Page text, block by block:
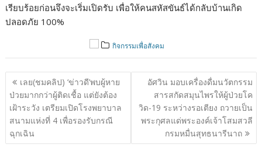
เรียบร้อยก่อนจึงจะเริ่มเปิดรับ เพื่อให้คนสหัสขันธ์ได้กลับบ้านเกิด
ปลอดภัย 100%
กิจกรรมเพื่อสังคม
แนะแนว
เรื่อง
เลย(ชมคลิป) ‘ข่าวดี’พบผู้หาย
ป่วยมากกว่าผู้ติดเชื้อ แต่ยังต้อง
เฝ้าระวัง เตรียมเปิดโรงพยาบาล
สนามแห่งที่ 4 เพื่อรองรับกรณี
ฉุกเฉิน
อัศวิน มอบเครื่องดื่มนวัตกรรม
สารสกัดสมุนไพรให้ผู้ป่วยโค
วิด-19 ระหว่างรอเตียง ถวายเป็น
พระกุศลแด่พระองค์เจ้าโสมสวลี
กรมหมื่นสุทธนารีนาถ